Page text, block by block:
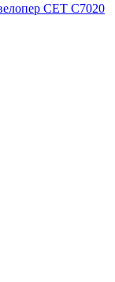
CET C7020